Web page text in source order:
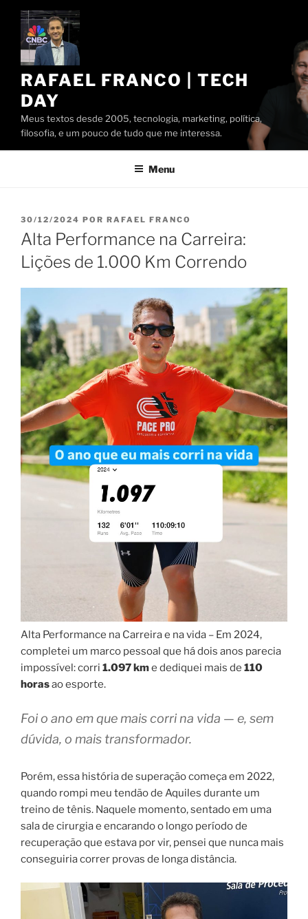
Pular
conteúdo
RAFAEL FRANCO | TECH
DAY
Meus textos desde 2005, tecnologia, marketing, política,
filosofia, e um pouco de tudo que me interessa.
Menu
PUBLICADO
EM
30/12/2024 POR RAFAEL FRANCO
Alta Performance na Carreira:
Lições de 1.000 Km Correndo
Alta Performance na Carreira e na vida – Em 2024,
completei um marco pessoal que há dois anos parecia
impossível: corri 1.097 kme dediquei mais de 110
horasao esporte.
Foi o ano em que mais corri na vida — e, sem
dúvida, o mais transformador.
Porém, essa história de superação começa em 2022,
quando rompi meu tendão de Aquiles durante um
treino de tênis. Naquele momento, sentado em uma
sala de cirurgia e encarando o longo período de
recuperação que estava por vir, pensei que nunca mais
conseguiria correr provas de longa distância.